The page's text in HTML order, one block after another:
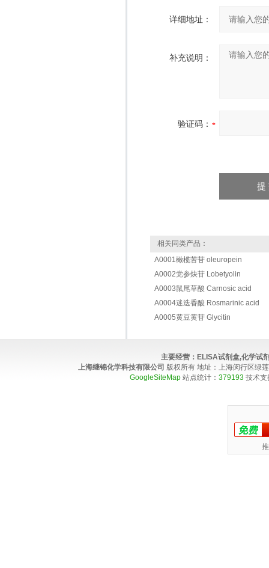
详细地址：
补充说明：
验证码：
相关同类产品：
A0001橄榄苦苷 oleuropein
A0002党参炔苷 Lobetyolin
A0003鼠尾草酸 Carnosic acid
A0004迷迭香酸 Rosmarinic acid
A0005黄豆黄苷 Glycitin
主要经营： ELISA试剂盒,化学试
上海继锦化学科技有限公司 版权所有 地址：上海闵行区绿
GoogleSiteMap 站点统计： 379193 技术支